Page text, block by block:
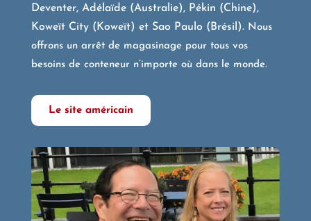
Deventer, Adélaïde (Australie), Pékin (Chine),
Koweït City (Koweït) et Sao Paulo (Brésil). Nous
offrons un arrêt de magasinage pour tous vos
besoins de conteneur n’importe où dans le monde.
Le site américain